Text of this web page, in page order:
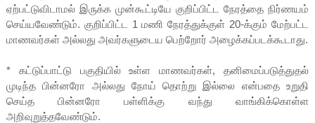
ஏற்பட்டுவிடாமல் இருக்க முன்கூட்டியே குறிப்பிட்ட நேரத்தை நிர்ணயம்
செய்யவேண்டும். குறிப்பிட்ட 1 மணி நேரத்துக்குள் 20-க்கும் மேற்பட்ட
மாணவர்கள் அல்லது அவர்களுடைய பெற்றோர் அழைக்கப்படக்கூடாது.
* கட்டுப்பாட்டு பகுதியில் உள்ள மாணவர்கள், தனிமைப்படுத்துதல்
முடிந்த பின்னரோ அல்லது நோய் தொற்று இல்லை என்பதை உறுதி
செய்த பின்னரோ பள்ளிக்கு வந்து வாங்கிக்கொள்ள
அறிவுறுத்தவேண்டும்.